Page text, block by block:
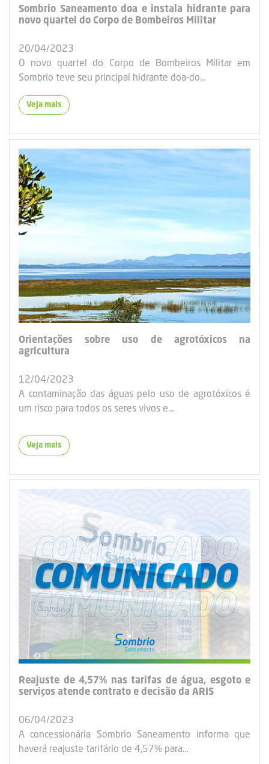
Sombrio Saneamento doa e instala hidrante para
novo quartel do Corpo de Bombeiros Militar
20/04/2023
O novo quartel do Corpo de Bombeiros Militar em
Sombrio teve seu principal hidrante doa-do…
Veja mais
Orientações sobre uso de agrotóxicos na
agricultura
12/04/2023
A contaminação das águas pelo uso de agrotóxicos é
um risco para todos os seres vivos e…
Veja mais
Reajuste de 4,57% nas tarifas de água, esgoto e
serviços atende contrato e decisão da ARIS
06/04/2023
A concessionária Sombrio Saneamento informa que
haverá reajuste tarifário de 4,57% para…